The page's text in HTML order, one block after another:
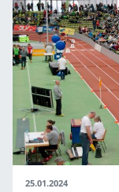
25.01.2024